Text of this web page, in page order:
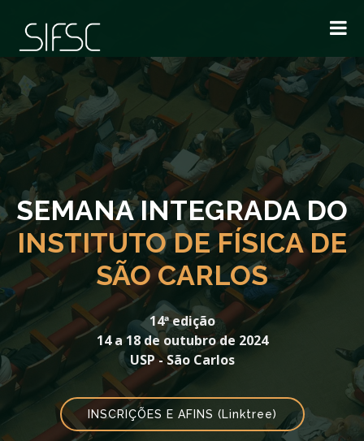
SEMANA INTEGRADA DO
INSTITUTO DE FÍSICA DE
SÃO CARLOS
14ª edição
14 a 18 de outubro de 2024
USP - São Carlos
INSCRIÇÕES E AFINS (Linktree)